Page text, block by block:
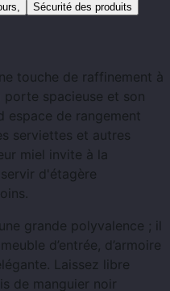
Sécurité des produits
touche de raffinement à
porte spacieuse et son
espace de rangement
serviettes et autres
miel invite à la
d'étagère
grande polyvalence ; il
d’entrée, d’armoire
Laissez libre
de manguier noir